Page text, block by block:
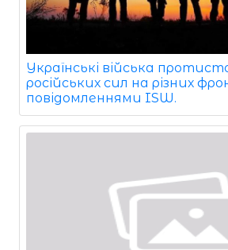
Українські війська
російських сил на різних
повідомленнями ISW.